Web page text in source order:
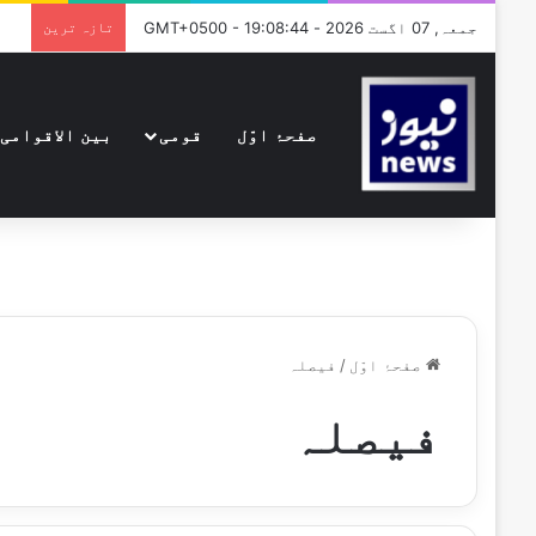
جمعہ, 07 اگست 2026 - GMT+0500 - 19:08:44 تازہ ترین
صفحۂ اوّل قومی بین الاقوامی
صفحۂ اوّل / فیصلہ
فیصلہ